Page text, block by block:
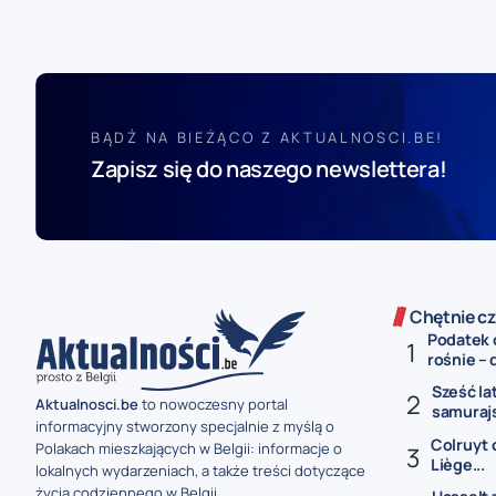
BĄDŹ NA BIEŻĄCO Z AKTUALNOSCI.BE!
Zapisz się do naszego newslettera!
Aktualnosci.beto nowoczesny portal
informacyjny stworzony specjalnie z myślą o
Polakach mieszkających w Belgii: informacje o
lokalnych wydarzeniach, a także treści dotyczące
Chętnie
Podatek
rośnie –
Sześć
Colruyt
Liège...